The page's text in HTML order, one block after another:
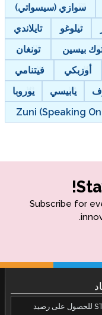
سوازي (سيسواتي)
تيلوغو
تايلاندي
بيسين
تونغان
أوزبكي
فيتنامي
يابيسي
يوروبا
Zuni (Speaking
Subscribe for
STAMP للحصول على رصيد